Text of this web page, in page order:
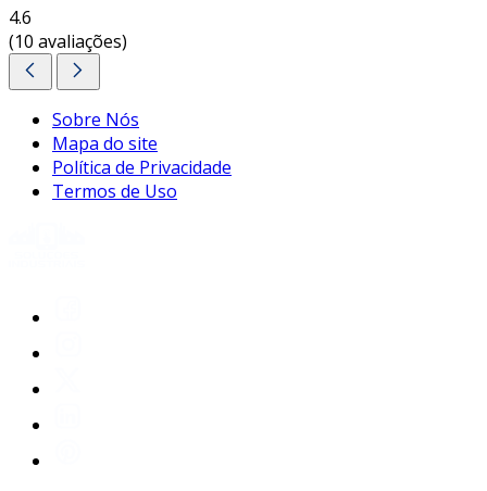
outras máquinas de corte, tornando-a
ideal para oficinas com espaço limitado.
essas vantagens fazem da serra fita uma
escolha acertada para quem busca eficiência,
precisão e durabilidade no corte de diferentes
materiais.
4.6
(10 avaliações)
Sobre Nós
Mapa do site
Política de Privacidade
Termos de Uso